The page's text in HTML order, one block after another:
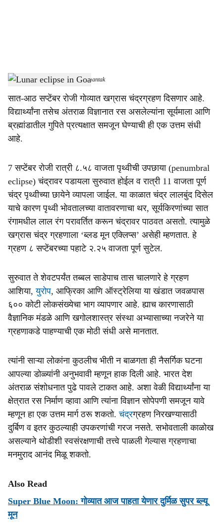
a
r
Lunar eclipse in Goa-Dainik Gomantak
सात-आठ सप्टेंबर रोजी गोव्यात खग्रास चंद्रग्रहण दिसणार आहे.
विद्यार्थ्यांना तसेच अंतराळ विज्ञानात रस असलेल्यांना सूर्यमाला आणि
ब्रह्मांडातील गुपिते प्रत्यक्षात समजून घेण्याची ही एक उत्तम संधी
आहे.
7 सप्टेंबर रोजी रात्री ८.५८ वाजता पृथ्वीची उपछाया (penumbral
eclipse) चंद्रावर पडायला सुरुवात होईल व रात्री 11 वाजता पूर्ण
चंद्र पृथ्वीच्या छायेने व्यापला जाईल. या काळात चंद्र लालबुंद दिसेल
याचे कारण पृथ्वी भोवतालच्या वातावरणाचा थर, सूर्यकिरणांच्या सात
रंगामधील लाल रंग परावर्तित करून चंद्रावर पाठवत असतो. त्यामुळे
खग्रास चंद्र ग्रहणाला ‘ब्लड मून एक्लिप्स’ असेही म्हणतात. हे
ग्रहण ८ सप्टेंबरच्या पहाटे २.२५ वाजता पूर्ण सुटेल.
सुरुवात ते शेवटपर्यंत तब्बल साडेपाच तास चालणारे हे ग्रहण
आशिया,युरोप, आफ्रिका आणि ऑस्ट्रेलिया या खंडात जवळपास
६०० कोटी लोकसंख्येचा भाग व्यापणार आहे. ह्याच कारणासाठी
वैज्ञानिक मंडळे आणि खगोलशास्त्र संस्था अभ्यासाच्या नजरेने या
ग्रहणाकडे पाहण्याची एक मोठी संधी असे मानतात.
त्यांनी साऱ्या लोकांना कुठलीच भीती न बाळगता ही नैसर्गिक घटना
आपल्या डोळ्यांनी अनुभवावी म्हणून हाक दिली आहे. भारत देश
अंतराळ संशोधनात पुढे पावले टाकत आहे. अशा वेळी विद्यार्थ्यांना या
क्षेत्रात रस निर्माण व्हावा आणि त्यांना विज्ञान सोपेपणी समजून यावे
म्हणून हा एक उत्तम मार्ग ठरू शकतो.चंद्रग्रहण निरखण्यासाठी
दुर्बिण व इतर कुठल्याही उपकरणांची गरज नसते. सभोवताली काळोख
असल्याने थोडीशी स्वसंरक्षणाची तत्त्वे पाळली गेल्यास ग्रहणाचा
मनमुराद आनंद मिळू शकतो.
Also Read
Super Blue Moon: गोव्यात आज पाहता येणार दुर्मिळ सुपर ब्ल्यू
मून